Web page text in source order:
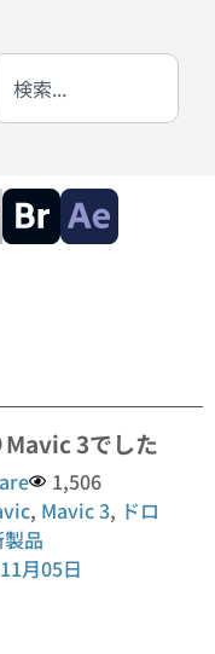
Mavic 3でした
1,506
, Mavic 3, ドロ
品
月05日